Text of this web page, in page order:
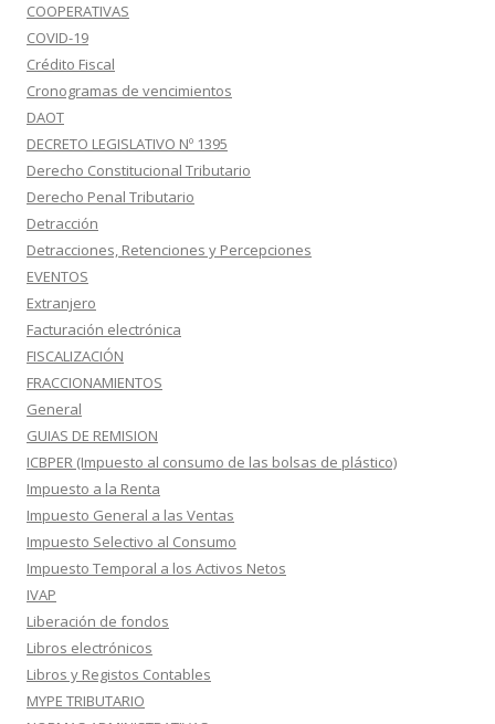
COOPERATIVAS
COVID-19
Crédito Fiscal
Cronogramas de vencimientos
DAOT
DECRETO LEGISLATIVO Nº 1395
Derecho Constitucional Tributario
Derecho Penal Tributario
Detracción
Detracciones, Retenciones y Percepciones
EVENTOS
Extranjero
Facturación electrónica
FISCALIZACIÓN
FRACCIONAMIENTOS
General
GUIAS DE REMISION
ICBPER (Impuesto al consumo de las bolsas de plástico)
Impuesto a la Renta
Impuesto General a las Ventas
Impuesto Selectivo al Consumo
Impuesto Temporal a los Activos Netos
IVAP
Liberación de fondos
Libros electrónicos
Libros y Registos Contables
MYPE TRIBUTARIO